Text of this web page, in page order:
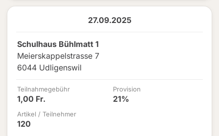
27.09.2025
Schulhaus Bühlmatt 1
Meierskappelstrasse 7
6044 Udligenswil
Teilnahmegebühr
1,00 Fr.
Provision
21%
Artikel / Teilnehmer
120